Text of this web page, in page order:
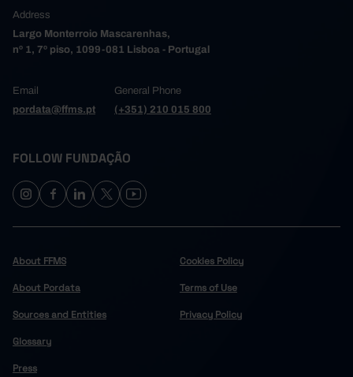
Address
Largo Monterroio Mascarenhas,
nº 1, 7º piso, 1099-081 Lisboa - Portugal
Email
pordata@ffms.pt
General Phone
(+351) 210 015 800
FOLLOW FUNDAÇÃO
About FFMS
About Pordata
Sources and Entities
Glossary
Press
Cookies Policy
Terms of Use
Privacy Policy